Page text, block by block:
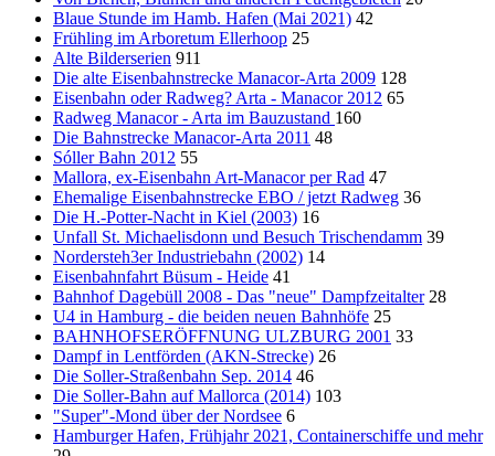
Blaue Stunde im Hamb. Hafen (Mai 2021) 42
Frühling im Arboretum Ellerhoop 25
Alte Bilderserien 911
Die alte Eisenbahnstrecke Manacor-Arta 2009 128
Eisenbahn oder Radweg? Arta - Manacor 2012 65
Radweg Manacor - Arta im Bauzustand 160
Die Bahnstrecke Manacor-Arta 2011 48
Sóller Bahn 2012 55
Mallora, ex-Eisenbahn Art-Manacor per Rad 47
Ehemalige Eisenbahnstrecke EBO / jetzt Radweg 36
Die H.-Potter-Nacht in Kiel (2003) 16
Unfall St. Michaelisdonn und Besuch Trischendamm 39
Nordersteh3er Industriebahn (2002) 14
Eisenbahnfahrt Büsum - Heide 41
Bahnhof Dagebüll 2008 - Das "neue" Dampfzeitalter 28
U4 in Hamburg - die beiden neuen Bahnhöfe 25
BAHNHOFSERÖFFNUNG ULZBURG 2001 33
Dampf in Lentförden (AKN-Strecke) 26
Die Soller-Straßenbahn Sep. 2014 46
Die Soller-Bahn auf Mallorca (2014) 103
"Super"-Mond über der Nordsee 6
Hamburger Hafen, Frühjahr 2021, Containerschiffe und mehr